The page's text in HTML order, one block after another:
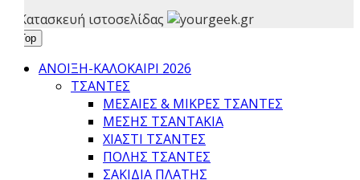
Κατασκευή ιστοσελίδας
to Top
ΑΝΟΙΞΗ-ΚΑΛΟΚΑΙΡΙ 2026
ΤΣΑΝΤΕΣ
ΜΕΣΑΊΕΣ & ΜΙΚΡΈΣ ΤΣΆΝΤΕΣ
ΜΈΣΗΣ ΤΣΑΝΤΆΚΙΑ
ΧΙΑΣΤΊ ΤΣΆΝΤΕΣ
ΠΌΛΗΣ ΤΣΆΝΤΕΣ
ΣΑΚΊΔΙΑ ΠΛΆΤΗΣ